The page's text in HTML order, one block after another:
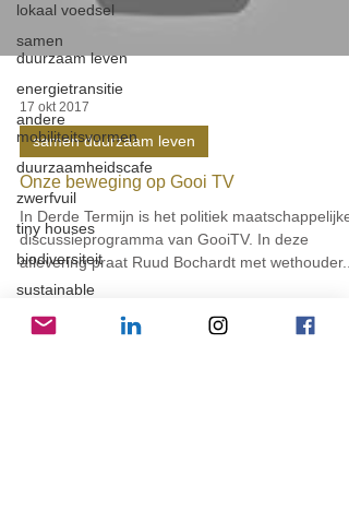
lokaal voedsel
samen
duurzaam leven
energietransitie
andere
mobiliteitsvormen
duurzaamheidscafe
zwerfvuil
tiny houses
biodiversiteit
sustainable
vliegwielgroep
17 okt 2017
samen duurzaam leven
Onze beweging op Gooi TV
In Derde Termijn is het politiek maatschappelijke
discussieprogramma van GooiTV. In deze
aflevering praat Ruud Bochardt met wethouder...